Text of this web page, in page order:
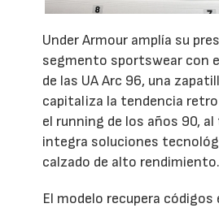
Under Armour amplía su
segmento sportswear con
de las UA Arc 96, una
capitaliza la tendencia
el running de los años 90,
integra soluciones
calzado de alto rendimiento.
El modelo recupera